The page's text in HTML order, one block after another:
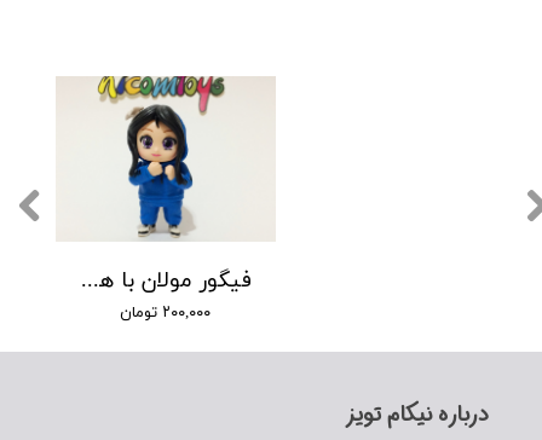
فیگور مولان با هودی
۲۰۰,۰۰۰ تومان
​درباره نیکام تویز